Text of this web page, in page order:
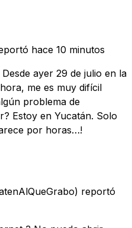
hace 10 minutos
ayer 29 de julio en la
me es muy difícil
problema de
Estoy en Yucatán. Solo
por horas…!
reportó